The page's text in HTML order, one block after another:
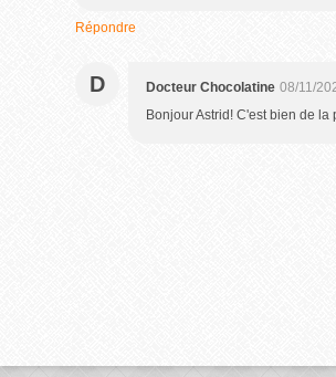
Répondre
D Docteur Chocolatine 08/11/
Bonjour Astrid! C'est bien de la